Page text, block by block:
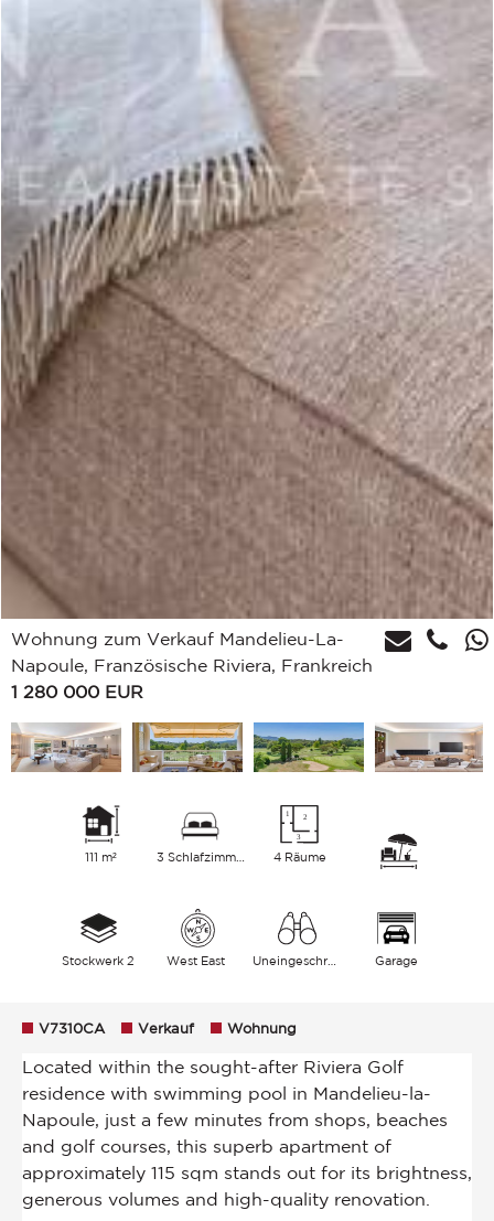
Wohnung zum Verkauf Mandelieu-La-
Napoule, Französische Riviera, Frankreich
1 280 000 EUR
111 m² 3 Schlafzimmer 4 Räume
Stockwerk 2 West East Uneingeschränkt Garage
V7310CA Verkauf Wohnung